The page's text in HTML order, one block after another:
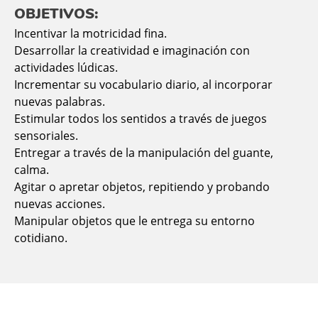
OBJETIVOS:
Incentivar la motricidad fina.
Desarrollar la creatividad e imaginación con
actividades lúdicas.
Incrementar su vocabulario diario, al incorporar
nuevas palabras.
Estimular todos los sentidos a través de juegos
sensoriales.
Entregar a través de la manipulación del guante,
calma.
Agitar o apretar objetos, repitiendo y probando
nuevas acciones.
Manipular objetos que le entrega su entorno
cotidiano.